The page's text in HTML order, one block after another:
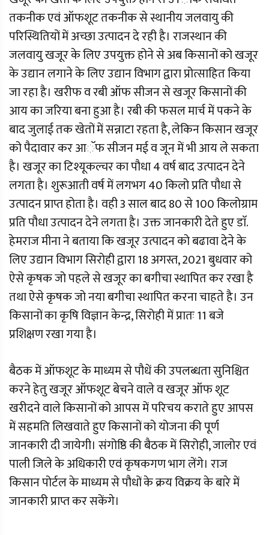
तकनीक एवं ऑफशूट तकनीक से स्थानीय जलवायु की
परिस्थितियों में अच्छा उत्पादन दे रही है। राजस्थान की
जलवायु खजूर के लिए उपयुक्त होने से अब किसानों को खजूर
के उद्यान लगाने के लिए उद्यान विभाग द्वारा प्रोत्साहित किया
जा रहा है। खरीफ व रबी ऑफ सीजन से खजूर किसानों की
आय का जरिया बना हुआ है। रबी की फसल मार्च में पकने के
बाद जुलाई तक खेतों में सन्नाटा रहता है, लेकिन किसान खजूर
को पैदावार कर आॅफ सीजन मई व जून में भी आय ले सकता
है। खजूर का टिश्यूकल्चर का पौधा 4 वर्ष बाद उत्पादन देने
लगता है। शुरूआती वर्ष में लगभग 40 किलो प्रति पौधा से
उत्पादन प्राप्त होता है। वही 3 साल बाद 80 से 100 किलोग्राम
प्रति पौधा उत्पादन देने लगता है। उक्त जानकारी देते हुए डाॅ.
हेमराज मीना ने बताया कि खजूर उत्पादन को बढावा देने के
लिए उद्यान विभाग सिरोही द्वारा 18 अगस्त, 2021 बुधवार को
ऐसे कृषक जो पहले से खजूर का बगीचा स्थापित कर रखा है
तथा ऐसे कृषक जो नया बगीचा स्थापित करना चाहते है। उन
किसानों का कृषि विज्ञान केन्द्र, सिरोही में प्रातः 11 बजे
प्रशिक्षण रखा गया है।
बैठक में ऑफशूट के माध्यम से पौधें की उपलब्धता सुनिश्चित
करने हेतु खजूर ऑफशूट बेचने वाले व खजूर ऑफ शूट
खरीदने वाले किसानों को आपस में परिचय कराते हुए आपस
में सहमति लिखवाते हुए किसानों को योजना की पूर्ण
जानकारी दी जायेगी। संगोष्ठि की बैठक में सिरोही, जालोर एवं
पाली जिले के अधिकारी एवं कृषकगण भाग लेंगे। राज
किसान पोर्टल के माध्यम से पौधों के क्रय विक्रय के बारे में
जानकारी प्राप्त कर सकेंगे।